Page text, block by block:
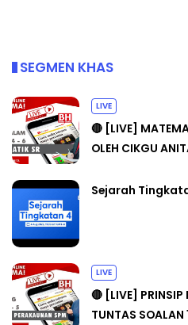
SEGMEN KHAS
LIVE
🔴 [LIVE]
OLEH CIKGU
Sejarah
LIVE
🔴 [LIVE] PRINSIP
TUNTAS SOALAN